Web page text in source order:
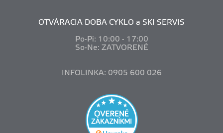
OTVÁRACIA DOBA CYKLO a SKI SERVIS
Po-Pi: 10:00 - 17:00
So-Ne: ZATVORENÉ
INFOLINKA: 0905 600 026